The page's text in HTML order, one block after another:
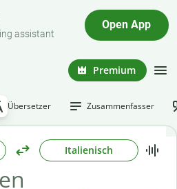
assistant
Open App
Premium
Übersetzer Zusammenfasser
Italienisch